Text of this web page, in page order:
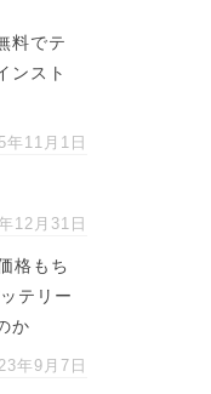
料でテ
ンスト
年11月1日
12月31日
格もち
テリー
か
年9月7日